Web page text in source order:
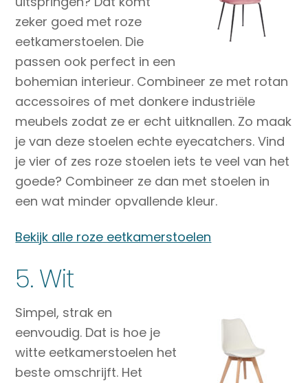
zeker goed met roze
eetkamerstoelen. Die
passen ook perfect in een
bohemian interieur. Combineer ze met rotan
accessoires of met donkere industriële
meubels zodat ze er echt uitknallen. Zo maak
je van deze stoelen echte eyecatchers. Vind
je vier of zes roze stoelen iets te veel van het
goede? Combineer ze dan met stoelen in
een wat minder opvallende kleur.
Bekijk alle roze eetkamerstoelen
5. Wit
Simpel, strak en
eenvoudig. Dat is hoe je
witte eetkamerstoelen het
beste omschrijft. Het